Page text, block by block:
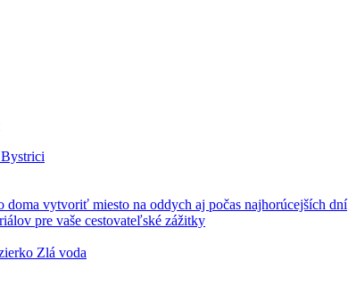
doma vytvoriť miesto na oddych aj počas najhorúcejších dní
pre vaše cestovateľské zážitky
Zlá voda